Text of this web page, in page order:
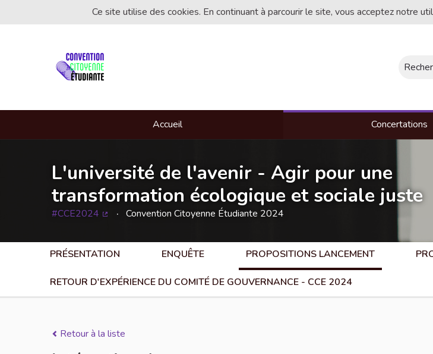
Ce site utilise des cookies. En continuant à parcourir le site, vous acceptez notre
Accueil Concertations
L'université de l'avenir - Agir pour une
transformation écologique et sociale juste
#CCE2024 Convention Citoyenne Étudiante 2024
PRÉSENTATION ENQUÊTE PROPOSITIONS LANCEMENT
RETOUR D'EXPÉRIENCE DU COMITÉ DE GOUVERNANCE - CCE 2024
Retour à la liste